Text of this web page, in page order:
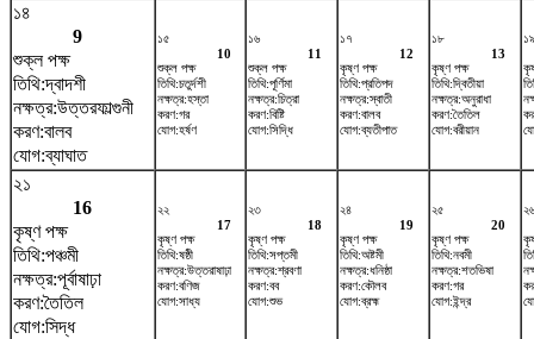
১৪
9
শুক্ল পক্ষ
তিথি:দ্বাদশী
নক্ষত্র:উত্তরফাল্গুনী
করণ:বালব
যোগ:ব্যাঘাত
১৫
10
শুক্ল পক্ষ
তিথি:চতুর্দশী
নক্ষত্র:হস্তা
করণ:গর
যোগ:হর্ষণ
১৬
11
শুক্ল পক্ষ
তিথি:পূর্ণিমা
নক্ষত্র:চিত্রা
করণ:বিষ্টি
যোগ:সিদ্ধি
১৭
12
কৃষ্ণ পক্ষ
তিথি:প্রতিপদ
নক্ষত্র:স্বাতী
করণ:বালব
যোগ:ব্যতীপাত
১৮
13
কৃষ্ণ পক্ষ
তিথি:দ্বিতীয়া
নক্ষত্র:অনুরাধা
করণ:তৈতিল
যোগ:বরীয়ান
১৯
২১
16
কৃষ্ণ পক্ষ
তিথি:পঞ্চমী
নক্ষত্র:পূর্বাষাঢ়া
করণ:তৈতিল
যোগ:সিদ্ধ
২২
17
কৃষ্ণ পক্ষ
তিথি:ষষ্ঠী
নক্ষত্র:উত্তরাষাঢ়া
করণ:বণিজ
যোগ:সাধ্য
২৩
18
কৃষ্ণ পক্ষ
তিথি:সপ্তমী
নক্ষত্র:শ্রবণা
করণ:বব
যোগ:শুভ
২৪
19
কৃষ্ণ পক্ষ
তিথি:অষ্টমী
নক্ষত্র:ধনিষ্ঠা
করণ:কৌলব
যোগ:ব্রহ্ম
২৫
20
কৃষ্ণ পক্ষ
তিথি:নবমী
নক্ষত্র:শতভিষ‌া
করণ:গর
যোগ:ইন্দ্র
২৬